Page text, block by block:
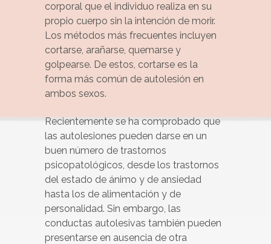
corporal que el individuo realiza en su
propio cuerpo sin la intención de morir.
Los métodos más frecuentes incluyen
cortarse, arañarse, quemarse y
golpearse. De estos, cortarse es la
forma más común de autolesión en
ambos sexos.
Recientemente se ha comprobado que
las autolesiones pueden darse en un
buen número de trastornos
psicopatológicos, desde los trastornos
del estado de ánimo y de ansiedad
hasta los de alimentación y de
personalidad. Sin embargo, las
conductas autolesivas también pueden
presentarse en ausencia de otra